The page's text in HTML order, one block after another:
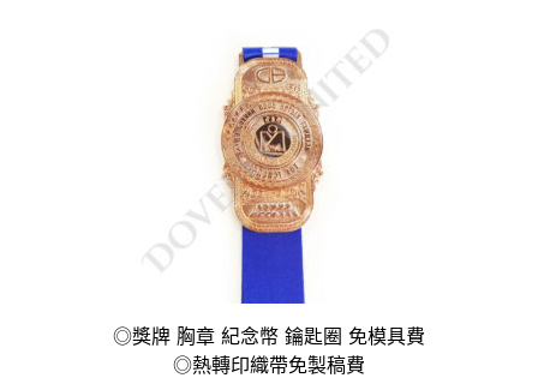
◎獎牌 胸章 紀念幣 鑰匙圈 免模具費
◎熱轉印織帶免製稿費